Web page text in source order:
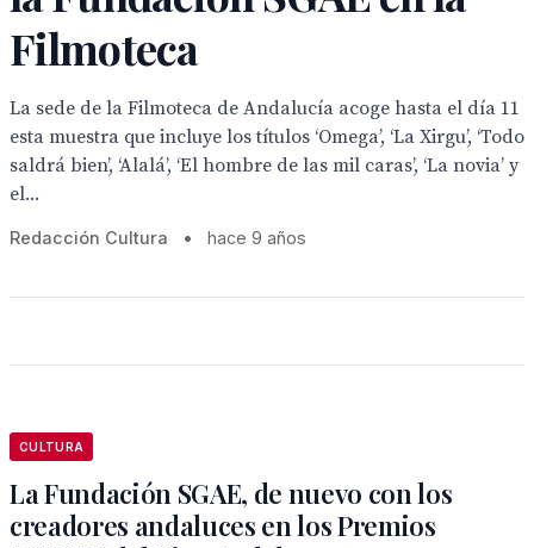
Filmoteca
La sede de la Filmoteca de Andalucía acoge hasta el día 11
esta muestra que incluye los títulos ‘Omega’, ‘La Xirgu’, ‘Todo
saldrá bien’, ‘Alalá’, ‘El hombre de las mil caras’, ‘La novia’ y
el...
Redacción Cultura • hace 9 años
CULTURA
La Fundación SGAE, de nuevo con los
creadores andaluces en los Premios